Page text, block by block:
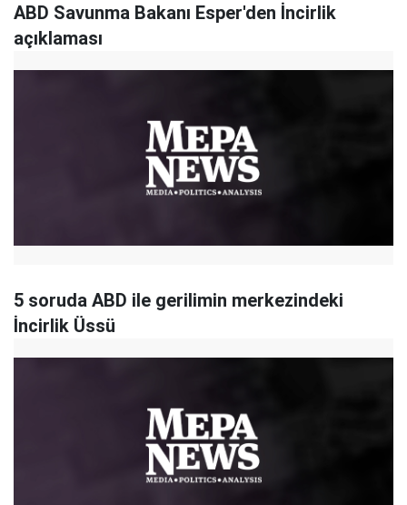
ABD Savunma Bakanı Esper'den İncirlik
açıklaması
5 soruda ABD ile gerilimin merkezindeki
İncirlik Üssü